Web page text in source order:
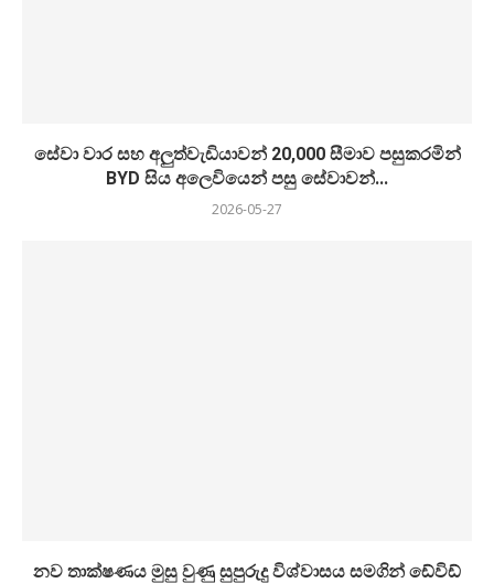
සේවා වාර සහ අලුත්වැඩියාවන් 20,000 සීමාව පසුකරමින්
BYD සිය අලෙවියෙන් පසු සේවාවන්...
2026-05-27
නව තාක්ෂණය මුසු වුණු සුපුරුදු විශ්වාසය සමගින් ඩේවිඩ්